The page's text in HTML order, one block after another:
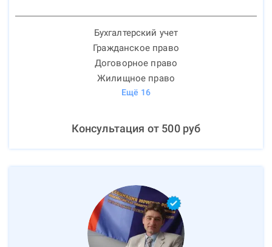
Бухгалтерский учет
Гражданское право
Договорное право
Жилищное право
Ещё 16
Консультация от 500руб